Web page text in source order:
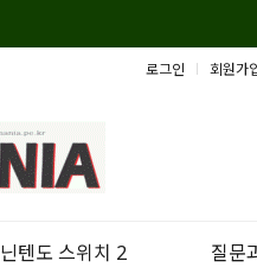
로그인 회원가
닌텐도 스위치 2 질문